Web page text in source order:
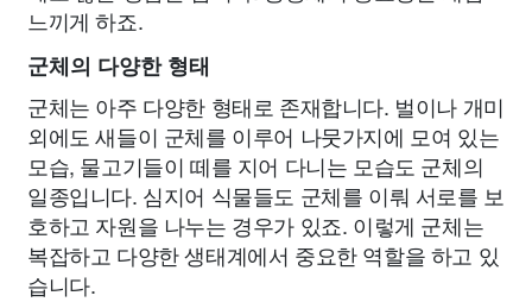
느끼게 하죠.
군체의 다양한 형태
군체는 아주 다양한 형태로 존재합니다. 벌이나 개미
외에도 새들이 군체를 이루어 나뭇가지에 모여 있는
모습, 물고기들이 떼를 지어 다니는 모습도 군체의
일종입니다. 심지어 식물들도 군체를 이뤄 서로를 보
호하고 자원을 나누는 경우가 있죠. 이렇게 군체는
복잡하고 다양한 생태계에서 중요한 역할을 하고 있
습니다.